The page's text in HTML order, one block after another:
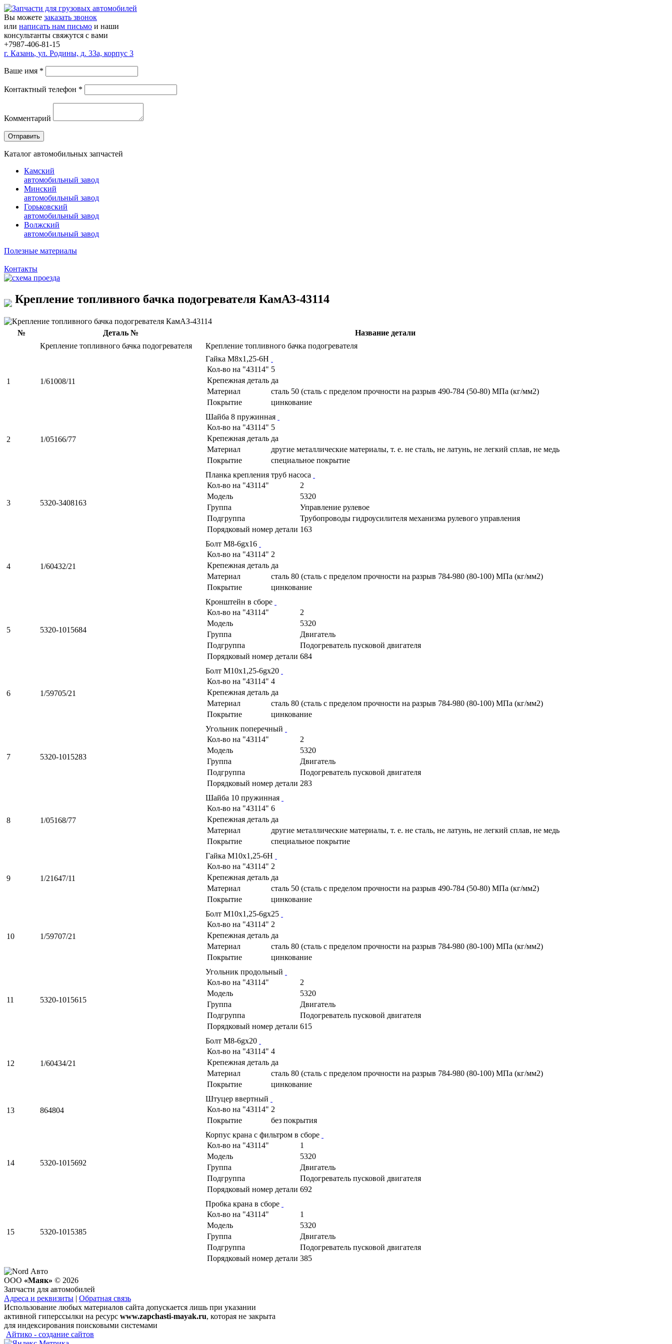
Вы можете заказать звонок
или написать нам письмо и наши
консультанты свяжутся с вами
+7987-406-81-15
г. Казань, ул. Родины, д. 33а, корпус 3
Ваше имя *
Контактный телефон *
Комментарий
Каталог автомобильных запчастей
Камский
автомобильный завод
Минский
автомобильный завод
Горьковский
автомобильный завод
Волжский
автомобильный завод
Полезные материалы
Контакты
Крепление топливного бачка подогревателя КамАЗ-43114
№ Деталь №
Название детали
Крепление топливного бачка подогревателя
Крепление топливного бачка подогревателя
1 1/61008/11
Гайка М8х1,25-6Н
Кол-во на "43114" 5
Крепежная деталь да
Материал
сталь 50 (сталь с пределом прочности на разрыв 490-784 (50-80) МПа (кг/мм2)
Покрытие
цинкование
2 1/05166/77
Шайба 8 пружинная
Кол-во на "43114" 5
Крепежная деталь да
Материал
другие металлические материалы, т. е. не сталь, не латунь, не легкий сплав, не медь
Покрытие
специальное покрытие
3 5320-3408163
Планка крепления труб насоса
Кол-во на "43114"
2
Модель
5320
Группа
Управление рулевое
Подгруппа
Трубопроводы гидроусилителя механизма рулевого управления
Порядковый номер детали 163
4 1/60432/21
Болт М8-6gх16
Кол-во на "43114" 2
Крепежная деталь да
Материал
сталь 80 (сталь с пределом прочности на разрыв 784-980 (80-100) МПа (кг/мм2)
Покрытие
цинкование
5 5320-1015684
Кронштейн в сборе
Кол-во на "43114"
2
Модель
5320
Группа
Двигатель
Подгруппа
Подогреватель пусковой двигателя
Порядковый номер детали 684
6 1/59705/21
Болт М10х1,25-6gх20
Кол-во на "43114" 4
Крепежная деталь да
Материал
сталь 80 (сталь с пределом прочности на разрыв 784-980 (80-100) МПа (кг/мм2)
Покрытие
цинкование
7 5320-1015283
Угольник поперечный
Кол-во на "43114"
2
Модель
5320
Группа
Двигатель
Подгруппа
Подогреватель пусковой двигателя
Порядковый номер детали 283
8 1/05168/77
Шайба 10 пружинная
Кол-во на "43114" 6
Крепежная деталь да
Материал
другие металлические материалы, т. е. не сталь, не латунь, не легкий сплав, не медь
Покрытие
специальное покрытие
9 1/21647/11
Гайка М10х1,25-6Н
Кол-во на "43114" 2
Крепежная деталь да
Материал
сталь 50 (сталь с пределом прочности на разрыв 490-784 (50-80) МПа (кг/мм2)
Покрытие
цинкование
10 1/59707/21
Болт М10х1,25-6gх25
Кол-во на "43114" 2
Крепежная деталь да
Материал
сталь 80 (сталь с пределом прочности на разрыв 784-980 (80-100) МПа (кг/мм2)
Покрытие
цинкование
11 5320-1015615
Угольник продольный
Кол-во на "43114"
2
Модель
5320
Группа
Двигатель
Подгруппа
Подогреватель пусковой двигателя
Порядковый номер детали 615
12 1/60434/21
Болт М8-6gх20
Кол-во на "43114" 4
Крепежная деталь да
Материал
сталь 80 (сталь с пределом прочности на разрыв 784-980 (80-100) МПа (кг/мм2)
Покрытие
цинкование
13 864804
Штуцер ввертный
Кол-во на "43114" 2
Покрытие
без покрытия
14 5320-1015692
Корпус крана с фильтром в сборе
Кол-во на "43114"
1
Модель
5320
Группа
Двигатель
Подгруппа
Подогреватель пусковой двигателя
Порядковый номер детали 692
15 5320-1015385
Пробка крана в сборе
Кол-во на "43114"
1
Модель
5320
Группа
Двигатель
Подгруппа
Подогреватель пусковой двигателя
Порядковый номер детали 385
ООО «Маяк» © 2026
Запчасти для автомобилей
Адреса и реквизиты | Обратная связь
Использование любых материалов сайта допускается лишь при указании
активной гиперссылки на ресурс www.zapchasti-mayak.ru, которая не закрыта
для индексирования поисковыми системами
Айтико - создание сайтов